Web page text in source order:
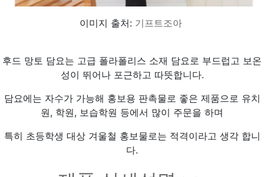
이미지 출처: 기프트조아
후드 망토 담요는 고급 폴라폴리스 소재 담요로 부드럽고 보온
성이 뛰어나 포근하고 따뜻합니다.
담요에는 자수가 가능해 홍보용 판촉물로 좋은 제품으로 유치
원, 학원, 보습학원 등에서 많이 주문을 하며
특히 초등학생 대상 겨울철 홍보물로는 적격이라고 생각 합니
다.